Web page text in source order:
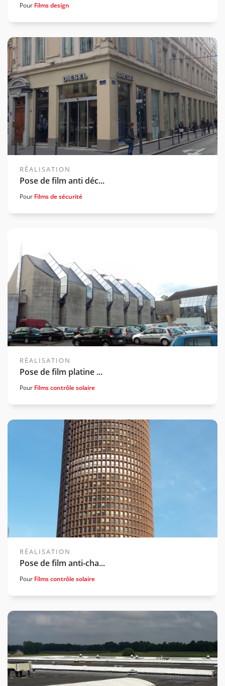
Pour Films design
Voir la gamme associée
RÉALISATION
Pose de film anti déc...
Pour Films de sécurité
RÉALISATION
Pose de film platine ...
Pour Films contrôle solaire
Voir la gamme associée
RÉALISATION
Pose de film anti-cha...
Pour Films contrôle solaire